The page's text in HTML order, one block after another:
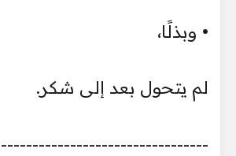
• وبذلًا،
لم يتحول بعد إلى شكر.